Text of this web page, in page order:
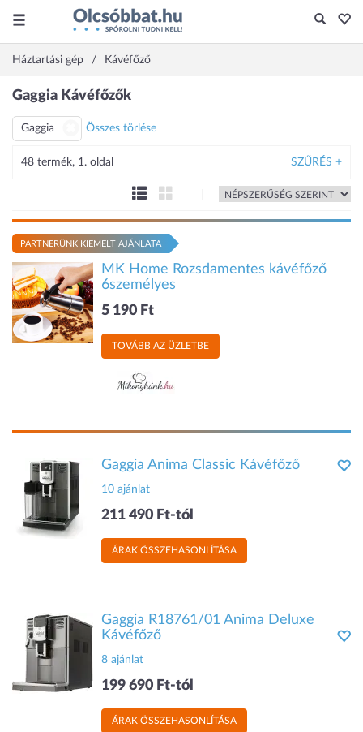
Háztartási gép Kávéfőző
Gaggia Kávéfőzők
Gaggia Összes törlése
48 termék, 1. oldal SZŰRÉS +
PARTNERÜNK KIEMELT AJÁNLATA
MK Home Rozsdamentes kávéfőző
6személyes
5 190 Ft
TOVÁBB AZ ÜZLETBE
Gaggia Anima Classic Kávéfőző
10 ajánlat
211 490 Ft-tól
ÁRAK ÖSSZEHASONLÍTÁSA
Gaggia R18761/01 Anima Deluxe
Kávéfőző
8 ajánlat
199 690 Ft-tól
ÁRAK ÖSSZEHASONLÍTÁSA